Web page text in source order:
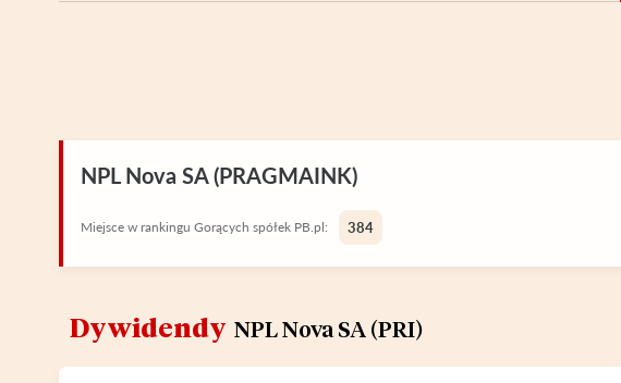
NPL Nova SA (PRAGMAINK)
Miejsce w rankingu Gorących spółek PB.pl: 384
Dywidendy NPL Nova SA (PRI)